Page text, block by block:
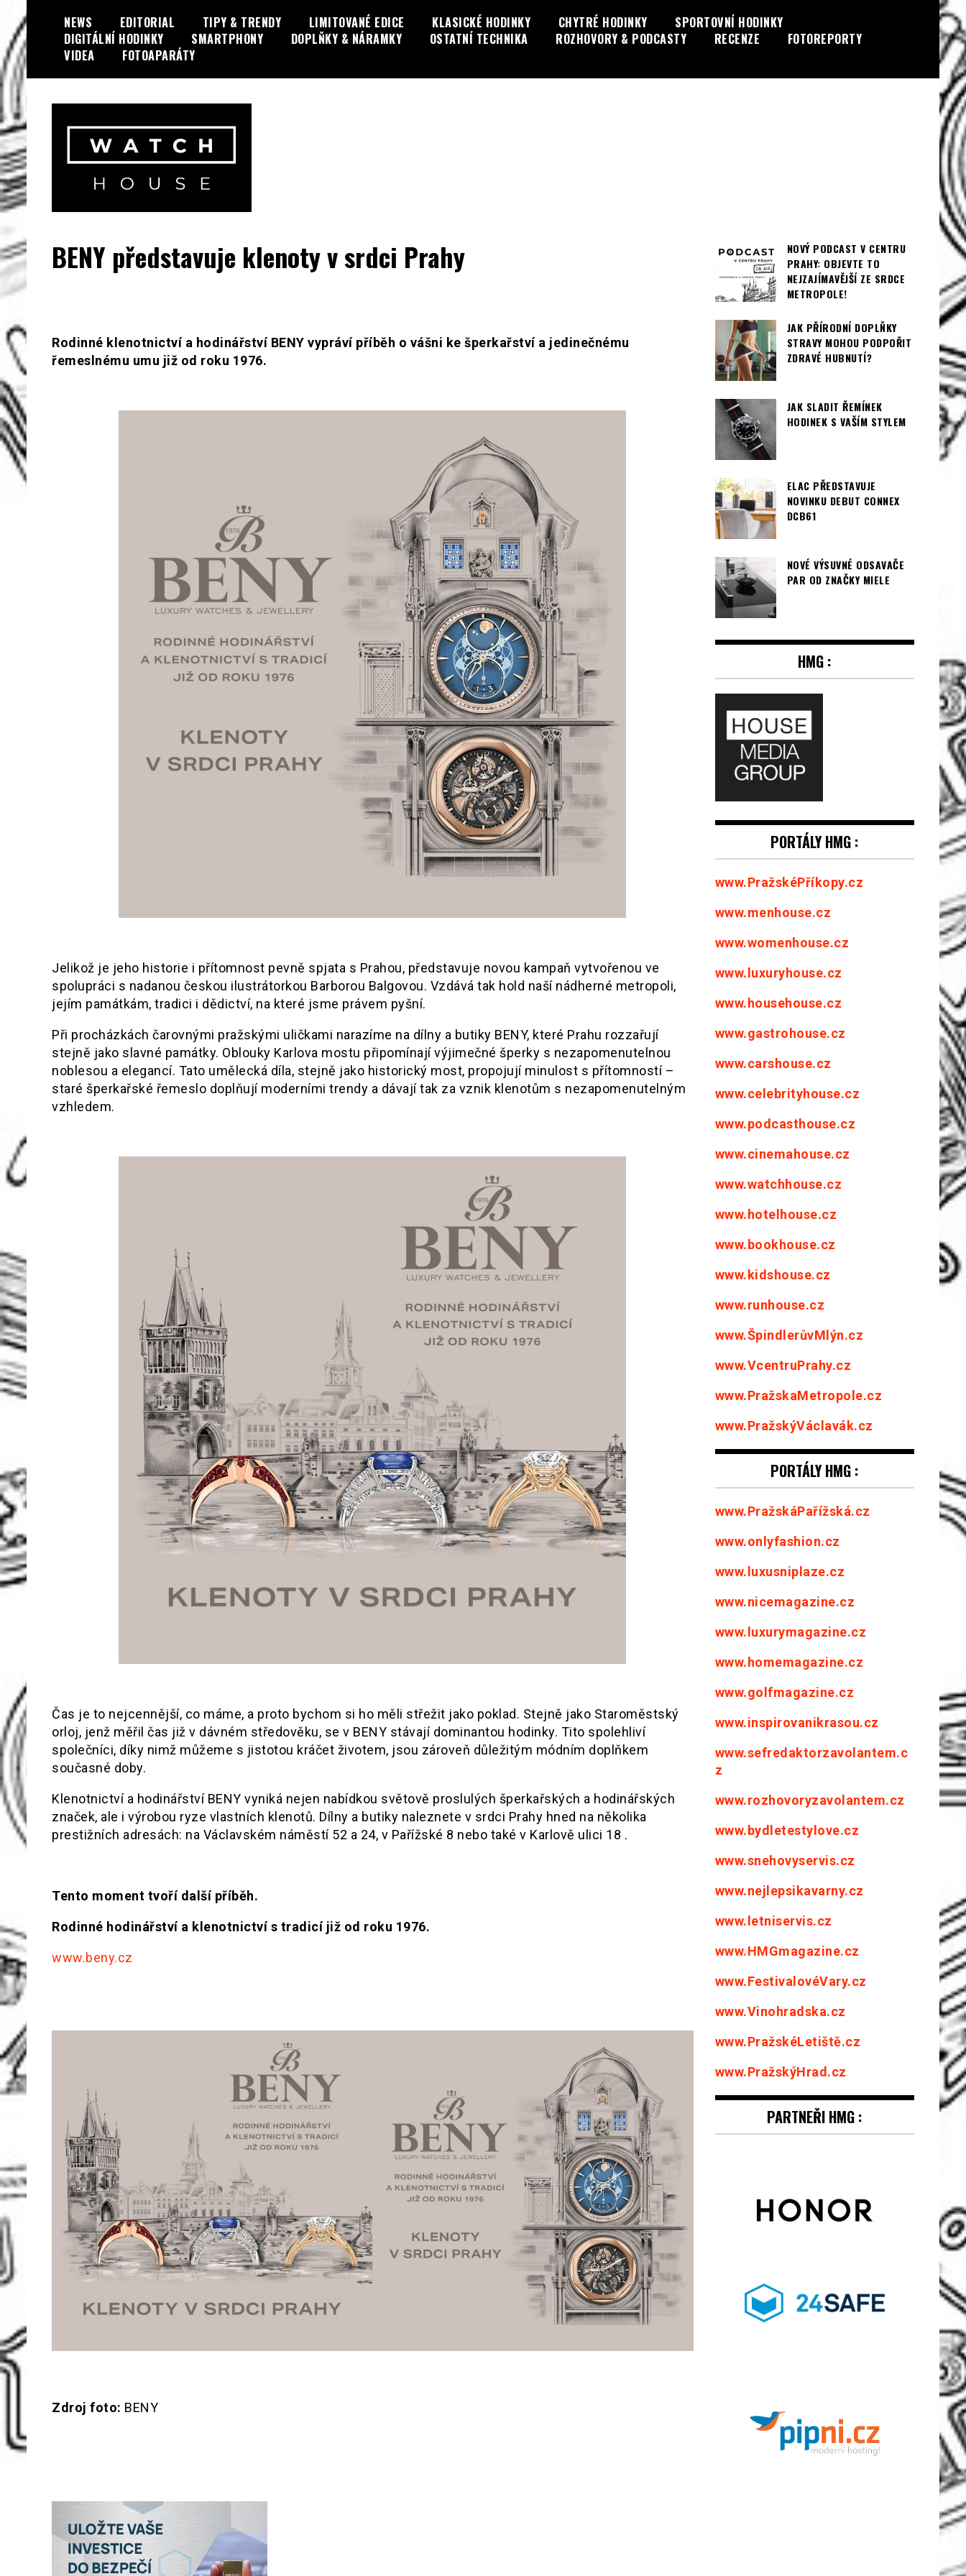
Skip
to
content
NEWS EDITORIAL TIPY & TRENDY LIMITOVANÉ EDICE KLASICKÉ HODINKY CHYTRÉ HODINKY
SPORTOVNÍ HODINKY
DIGITÁLNÍ HODINKY
SMARTPHONY DOPLŇKY & NÁRAMKY OSTATNÍ TECHNIKA ROZHOVORY & PODCASTY RECENZE
FOTOREPORTY
VIDEA
FOTOAPARÁTY
WatchHouse.cz
BENY představuje klenoty v srdci Prahy
Rodinné klenotnictví a hodinářství BENY vypráví příběh o vášni ke šperkařství a jedinečnému
řemeslnému umu již od roku 1976.
Jelikož je jeho historie i přítomnost pevně spjata s Prahou, představuje novou kampaň vytvořenou ve
spolupráci s nadanou českou ilustrátorkou Barborou Balgovou. Vzdává tak hold naší nádherné metropoli,
jejím památkám, tradici i dědictví, na které jsme právem pyšní.
Při procházkách čarovnými pražskými uličkami narazíme na dílny a butiky BENY, které Prahu rozzařují
stejně jako slavné památky. Oblouky Karlova mostu připomínají výjimečné šperky s nezapomenutelnou
noblesou a elegancí. Tato umělecká díla, stejně jako historický most, propojují minulost s přítomností –
staré šperkařské řemeslo doplňují moderními trendy a dávají tak za vznik klenotům s nezapomenutelným
vzhledem.
Čas je to nejcennější, co máme, a proto bychom si ho měli střežit jako poklad. Stejně jako Staroměstský
orloj, jenž měřil čas již v dávném středověku, se v BENY stávají dominantou hodinky. Tito spolehliví
společníci, díky nimž můžeme s jistotou kráčet životem, jsou zároveň důležitým módním doplňkem
současné doby.
Klenotnictví a hodinářství BENY vyniká nejen nabídkou světově proslulých šperkařských a hodinářských
značek, ale i výrobou ryze vlastních klenotů. Dílny a butiky naleznete v srdci Prahy hned na několika
prestižních adresách: na Václavském náměstí 52 a 24, v Pařížské 8 nebo také v Karlově ulici 18 .
Tento moment tvoří další příběh.
Rodinné hodinářství a klenotnictví s tradicí již od roku 1976.
www.beny.cz
Zdroj foto: BENY
NOVÝ PODCAST V CENTRU
PRAHY: OBJEVTE TO
NEJZAJÍMAVĚJŠÍ ZE SRDCE
METROPOLE!
JAK PŘÍRODNÍ DOPLŇKY
STRAVY MOHOU PODPOŘIT
ZDRAVÉ HUBNUTÍ?
JAK SLADIT ŘEMÍNEK
HODINEK S VAŠÍM STYLEM
ELAC PŘEDSTAVUJE
NOVINKU DEBUT CONNEX
DCB61
NOVÉ VÝSUVNÉ ODSAVAČE
PAR OD ZNAČKY MIELE
HMG :
PORTÁLY HMG :
www.PražskéPříkopy.cz
www.menhouse.cz
www.womenhouse.cz
www.luxuryhouse.cz
www.househouse.cz
www.gastrohouse.cz
www.carshouse.cz
www.celebrityhouse.cz
www.podcasthouse.cz
www.cinemahouse.cz
www.watchhouse.cz
www.hotelhouse.cz
www.bookhouse.cz
www.kidshouse.cz
www.runhouse.cz
www.ŠpindlerůvMlýn.cz
www.VcentruPrahy.cz
www.PražskaMetropole.cz
www.PražskýVáclavák.cz
PORTÁLY HMG :
www.PražskáPařížská.cz
www.onlyfashion.cz
www.luxusniplaze.cz
www.nicemagazine.cz
www.luxurymagazine.cz
www.homemagazine.cz
www.golfmagazine.cz
www.inspirovanikrasou.cz
www.sefredaktorzavolantem.c
z
www.rozhovoryzavolantem.cz
www.bydletestylove.cz
www.snehovyservis.cz
www.nejlepsikavarny.cz
www.letniservis.cz
www.HMGmagazine.cz
www.FestivalovéVary.cz
www.Vinohradska.cz
www.PražskéLetiště.cz
www.PražskýHrad.cz
PARTNEŘI HMG :